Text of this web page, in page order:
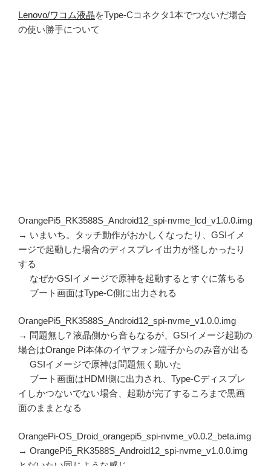
Lenovo/ワコム液晶をType-Cコネクタ1本でつないだ場合
の使い勝手について
OrangePi5_RK3588S_Android12_spi-nvme_lcd_v1.0.0.img
→ いまいち。タッチ動作がおかしくなったり、GSIイメ
ージで起動した場合のディスプレイ出力が怪しかったり
する
なぜかGSIイメージで原神を起動するとすぐに落ちる
ブート画面はType-C側に出力される
OrangePi5_RK3588S_Android12_spi-nvme_v1.0.0.img
→ 問題無し? 液晶側から音もなるが、GSIイメージ起動の
場合はOrange Pi本体のイヤフォン端子からのみ音が出る
GSIイメージで原神は問題無く動いた
ブート画面はHDMI側に出力され、Type-Cディスプレ
イしかつないでない場合、起動が完了するころまで黒画
面のままとなる
OrangePi-OS_Droid_orangepi5_spi-nvme_v0.0.2_beta.img
→ OrangePi5_RK3588S_Android12_spi-nvme_v1.0.0.img